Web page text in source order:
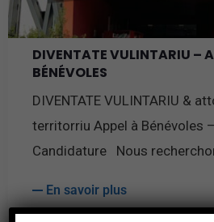
DIVENTATE VULINTARIU –
BÉNÉVOLES
DIVENTATE VULINTARIU &
territorriu Appel à Bénévoles
Candidature Nous
En savoir plus